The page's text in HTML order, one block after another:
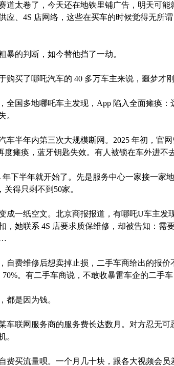
道太卷了，今天还在地铁里铺广告，明天可能
应、4S 店网络，这些在买车的时候觉得无所
暴的判断，如今替他挡了一劫。
购买了哪吒汽车的 40 多万车主来说，噩梦才刚
全国多地哪吒车主发现，App 陷入全面瘫痪
。
车半年内第三次大规模断网。2025 年初，官
度瘫痪，蓝牙钥匙失效。有人被锁在车外进不
年下半年就开始了。先是服务中心一家接一家
得只剩不到50家。
成一纸空文。北京商报报道，有哪吒U车主发
，她联系 4S 店要求质保维修，却被告知：需
自费维修后想卖掉止损，二手车商给出的报价
70%。有二手车商说，不敢收暴雷车企的二手
都是因为钱。
车联网服务商的服务费长达数月。对方忍无
。
费买流量呗。一个月几十块，跟各大视频会员